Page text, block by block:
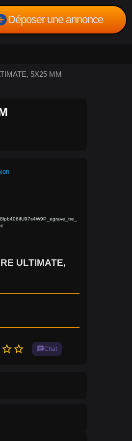
Déposer une annonce
5X25 MM
ULTIMATE,
star_borderstar_border chatChat